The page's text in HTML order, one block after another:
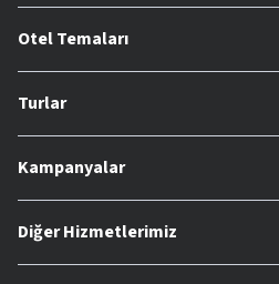
Otel Temaları
Turlar
Kampanyalar
Diğer Hizmetlerimiz